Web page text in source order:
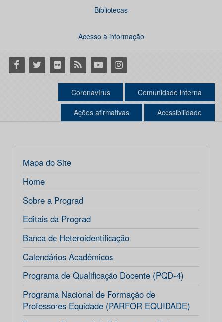
Bibliotecas
Acesso à informação
Facebook
Twitter Flickr RSS YoutubeInstagram
Coronavírus Comunidade interna
Ações afirmativas Acessibilidade
Mapa do Site
Home
Sobre a Prograd
Editais da Prograd
Banca de Heteroidentificação
Calendários Acadêmicos
Programa de Qualificação Docente (PQD-4)
Programa Nacional de Formação de
Professores Equidade (PARFOR EQUIDADE)